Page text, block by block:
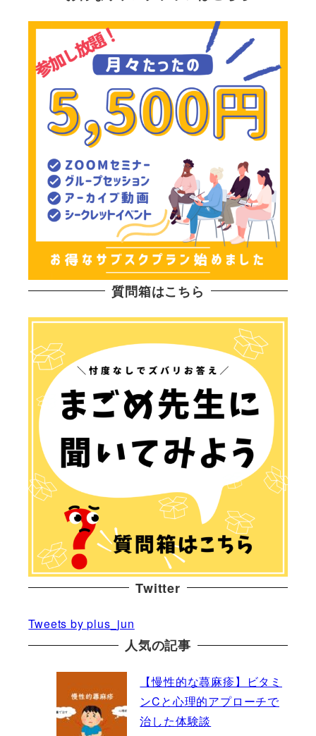
質問箱はこちら
Twitter
Tweets by plus_jun
人気の記事
【慢性的な蕁麻疹】ビタミ
ンCと心理的アプローチで
治した体験談